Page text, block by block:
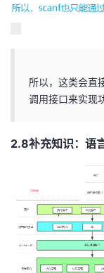
所以，这类会直
调用接口来实现
2.8补充知识：语